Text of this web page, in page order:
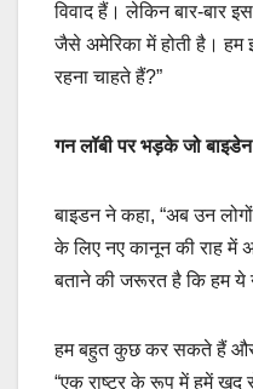
विवाद हैं। लेकिन बार-बार इस
जैसे अमेरिका में होती है। हम
रहना चाहते हैं?”
गन लॉबी पर भड़के जो बाइडेन
बाइडन ने कहा, “अब उन
के लिए नए कानून की राह
बताने की जरूरत है कि हम ये
हम बहुत कुछ कर सकते हैं और
“एक राष्ट्र के रूप में हमें खुद